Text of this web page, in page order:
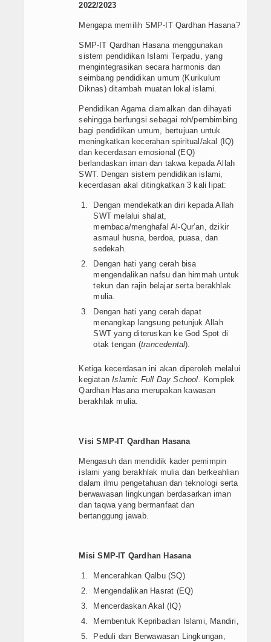
Struktur Yayasan
2022/2023
Mengapa memilih SMP-IT Qardhan Hasana?
SMP-IT Qardhan Hasana menggunakan
sistem pendidikan Islami Terpadu, yang
mengintegrasikan secara harmonis dan
seimbang pendidikan umum (Kurikulum
Diknas) ditambah muatan lokal islami.
Pendidikan Agama diamalkan dan dihayati
sehingga berfungsi sebagai roh/pembimbing
bagi pendidikan umum, bertujuan untuk
meningkatkan kecerahan spiritual/akal (IQ)
dan kecerdasan emosional (EQ)
berlandaskan iman dan takwa kepada Allah
SWT. Dengan sistem pendidikan islami,
kecerdasan akal ditingkatkan 3 kali lipat:
Dengan mendekatkan diri kepada Allah
SWT melalui shalat,
membaca/menghafal Al-Qur’an, dzikir
asmaul husna, berdoa, puasa, dan
sedekah.
Dengan hati yang cerah bisa
mengendalikan nafsu dan himmah untuk
tekun dan rajin belajar serta berakhlak
mulia.
Dengan hati yang cerah dapat
menangkap langsung petunjuk Allah
SWT yang diteruskan ke God Spot di
otak tengan (trancedental).
Ketiga kecerdasan ini akan diperoleh melalui
kegiatanIslamic Full Day School. Komplek
Qardhan Hasana merupakan kawasan
berakhlak mulia.
Visi SMP-IT Qardhan Hasana
Mengasuh dan mendidik kader pemimpin
islami yang berakhlak mulia dan berkeahlian
dalam ilmu pengetahuan dan teknologi serta
berwawasan lingkungan berdasarkan iman
dan taqwa yang bermanfaat dan
bertanggung jawab.
Misi SMP-IT Qardhan Hasana
Mencerahkan Qalbu (SQ)
Mengendalikan Hasrat (EQ)
Mencerdaskan Akal (IQ)
Membentuk Kepribadian Islami, Mandiri,
Peduli dan Berwawasan Lingkungan,